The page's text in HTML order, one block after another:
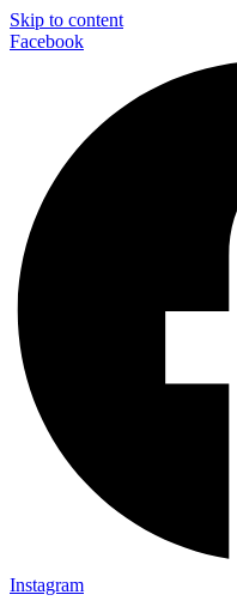
Skip to content
Facebook
Instagram